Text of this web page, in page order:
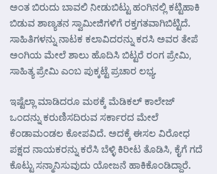
ಅಂತ ಬಿರುದು ಬಾವಲಿ ನೀಡುಬಿಟ್ಟು ಹಂಗಿನಲ್ಲಿ ಕಟ್ಟಿಹಾಕಿ
ಬಿಡುವ ಶಾಣ್ಯತನ ಸ್ವಾಮೀಜಿಗಳಿಗೆ ರಕ್ತಗತವಾಗಿಬಿಟ್ಟಿದೆ.
ಸಾಹಿತಿಗಳನ್ನು ನಾಟಕ ಕಲಾವಿದರನ್ನು ಕರಸಿ ಅವರ ತೇಪೆ
ಅಂಗಿಯ ಮೇಲೆ ಶಾಲು ಹೊದಿಸಿ ಬಿಟ್ಟರೆ ರಂಗ ಪ್ರೇಮಿ,
ಸಾಹಿತ್ಯ ಪ್ರೇಮಿ ಎಂಬ ಪುಕ್ಕಟ್ಟೆ ಪ್ರಚಾರ ಲಭ್ಯ.
ಇಷ್ಟೆಲ್ಲಾ ಮಾಡಿದರೂ ಮಠಕ್ಕೆ ಮೆಡಿಕಲ್ ಕಾಲೇಜ್
ಒಂದನ್ನು ಕರುಣಿಸದಿರುವ ಸರ್ಕಾರದ ಮೇಲೆ
ಕೆಂಡಾಮಂಡಲ ಕೋಪವಿದೆ. ಅದಕ್ಕೆ ಈಸಲ ವಿರೋಧ
ಪಕ್ಷದ ನಾಯಕರನ್ನು ಕರೆಸಿ ಬೆಳ್ಳಿ ಕಿರೀಟ ತೊಡಿಸಿ, ಕೈಗೆ ಗದೆ
ಕೊಟ್ಟು ಸನ್ಮಾನಿಸುವುದು ಯೋಜನೆ ಹಾಕಿಕೊಂಡಿದ್ದಾರೆ.